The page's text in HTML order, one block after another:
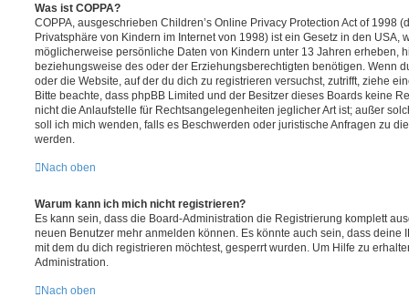
Was ist COPPA?
COPPA, ausgeschrieben Children’s Online Privacy Protection Act of 1998
Privatsphäre von Kindern im Internet von 1998) ist ein Gesetz in den USA,
möglicherweise persönliche Daten von Kindern unter 13 Jahren erheben,
beziehungsweise des oder der Erziehungsberechtigten benötigen. Wenn
oder die Website, auf der du dich zu registrieren versuchst, zutrifft, ziehe
Bitte beachte, dass phpBB Limited und der Besitzer dieses Boards keine
nicht die Anlaufstelle für Rechtsangelegenheiten jeglicher Art ist; außer
soll ich mich wenden, falls es Beschwerden oder juristische Anfragen zu
werden.
Nach oben
Warum kann ich mich nicht registrieren?
Es kann sein, dass die Board-Administration die Registrierung komplett
neuen Benutzer mehr anmelden können. Es könnte auch sein, dass deine
mit dem du dich registrieren möchtest, gesperrt wurden. Um Hilfe zu
Administration.
Nach oben